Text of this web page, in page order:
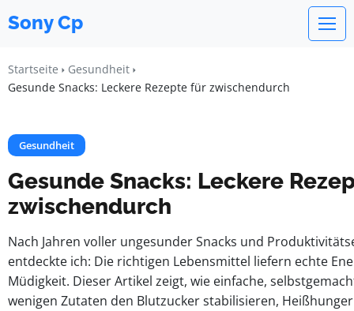
Sony Cp
Startseite
Gesundheit
Gesunde Snacks: Leckere Rezepte für zwischendurch
Gesundheit
Gesunde Snacks: Leckere
zwischendurch
Nach Jahren voller ungesunder Snacks und
entdeckte ich: Die richtigen Lebensmittel liefern echte
Müdigkeit. Dieser Artikel zeigt, wie einfache,
wenigen Zutaten den Blutzucker stabilisieren,